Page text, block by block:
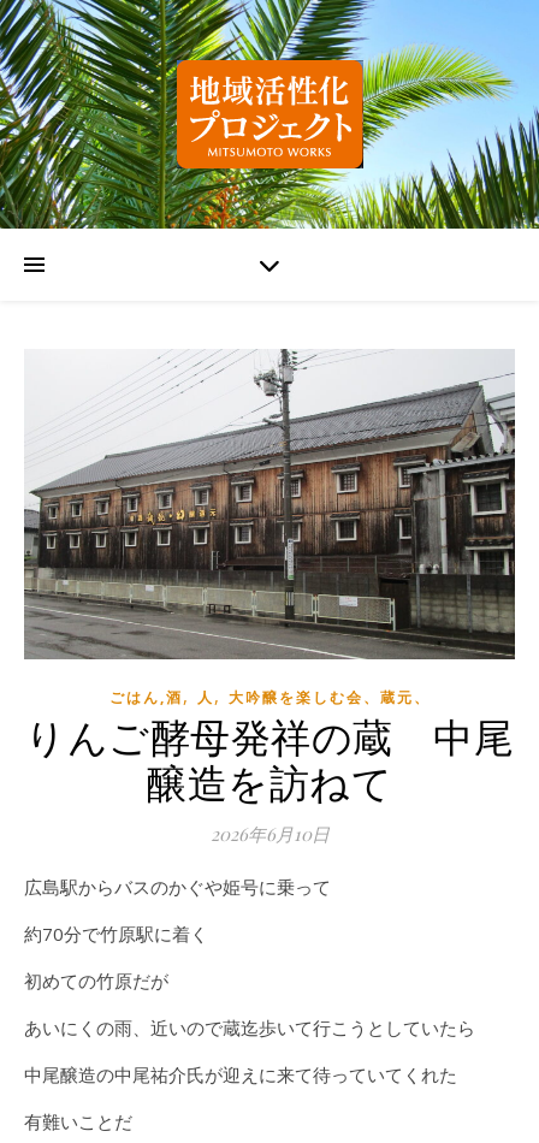
ごはん,酒, 人 , 大吟醸を楽しむ会、蔵元、
りんご酵母発祥の蔵 中尾
醸造を訪ねて
2026年6月10日
広島駅からバスのかぐや姫号に乗って
約70分で竹原駅に着く
初めての竹原だが
あいにくの雨、近いので蔵迄歩いて行こうとしていたら
中尾醸造の中尾祐介氏が迎えに来て待っていてくれた
有難いことだ